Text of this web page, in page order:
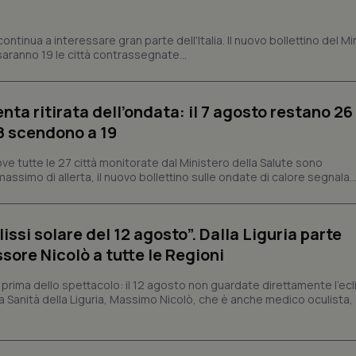
a interessare gran parte dell'Italia. Il nuovo bollettino del
19 le città contrassegnate...
ritirata dell’ondata: il 7 agosto restano
scendono a 19
tutte le 27 città monitorate dal Ministero della Salute sono
di allerta, il nuovo bollettino sulle ondate di calore segnala...
solare del 12 agosto”. Dalla Liguria parte
Nicolò a tutte le Regioni
prima dello spettacolo: il 12 agosto non guardate direttamente
Sanità della Liguria, Massimo Nicolò, che è anche medico oculista,
correttamente.
www.quotidianosanita.it
4
2 giorni
www.quotidianosanita.it
4
settimane
Questo cookie è impostato
assegnare un identificatore
.quotidianosanita.it
mese
Universal Analytics, che è un
significativo del servizio di
utilizzato da Google. Questo
generato in modo casuale come
sito e utilizzato per calcolare i
sessioni e campagne per i
PHP.net
Sessione
Cookie generato da applicazioni
generico utilizzato per
sessione utente. Normalmente è
generato in modo casuale, il
un utente tra le pagine.